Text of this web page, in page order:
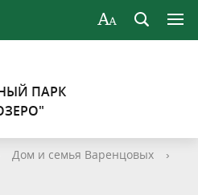
ПАРК
Дом и семья Варенцовых
›